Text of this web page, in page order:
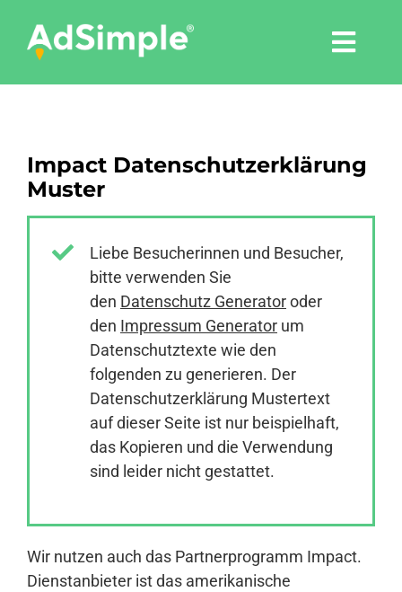
content
Tools
Pressemitteilungen
Anmelden
Impact Datenschutzerklärung
Muster
Liebe Besucherinnen und Besucher,
bitte verwenden Sie
den Datenschutz Generatoroder
den Impressum Generator um
Datenschutztexte wie den
folgenden zu generieren. Der
Datenschutzerklärung Mustertext
auf dieser Seite ist nur beispielhaft,
das Kopieren und die Verwendung
sind leider nicht gestattet.
Wir nutzen auch das Partnerprogramm Impact.
Dienstanbieter ist das amerikanische